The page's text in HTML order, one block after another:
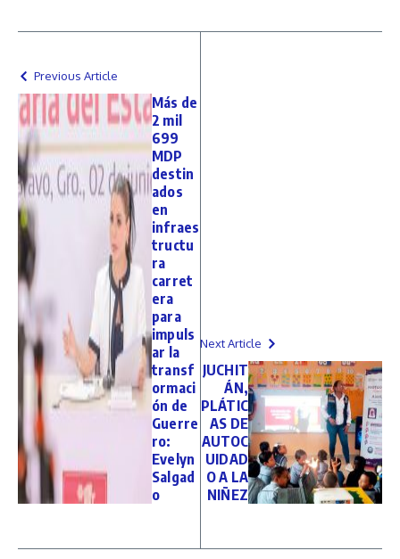
Previous Article
Más de
2 mil
699
MDP
destin
ados
en
infraes
tructu
ra
carret
era
para
impuls
ar la
transf
ormaci
ón de
Guerre
ro:
Evelyn
Salgad
o
Next Article
JUCHIT
ÁN,
PLÁTIC
AS DE
AUTOC
UIDAD
O A LA
NIÑEZ